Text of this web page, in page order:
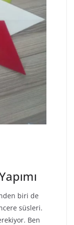
biri de
süsleri.
Ben